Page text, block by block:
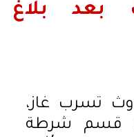
بعد بلاغ
تسرب غاز،
قسم شرطة